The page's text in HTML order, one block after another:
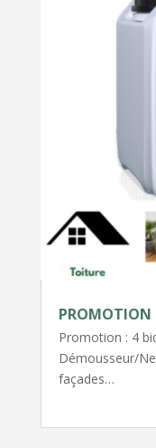
PROMOTION
Promotion : 4
Démousseur/
façades…